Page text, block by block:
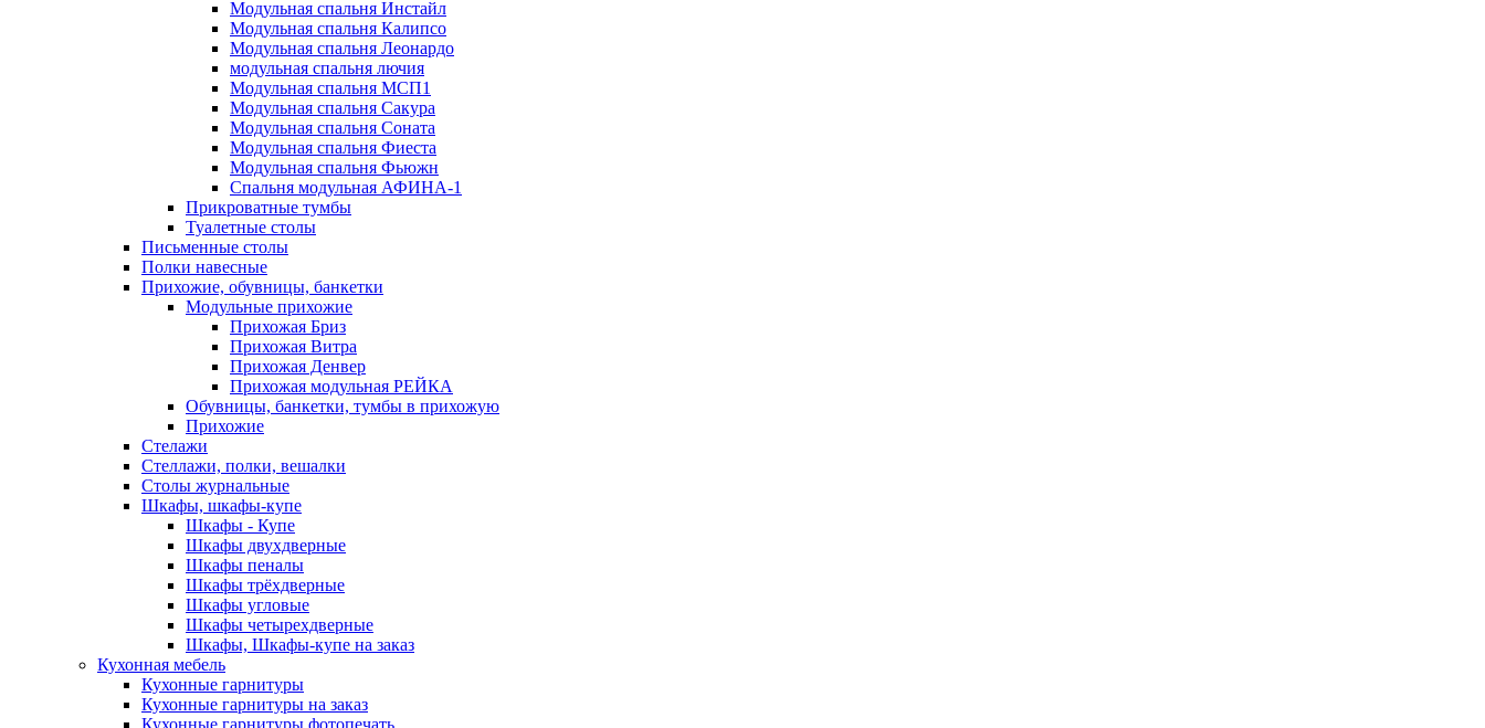
Модульная спальня Инстайл
Модульная спальня Калипсо
Модульная спальня Леонардо
модульная спальня лючия
Модульная спальня МСП1
Модульная спальня Сакура
Модульная спальня Соната
Модульная спальня Фиеста
Модульная спальня Фьюжн
Спальня модульная АФИНА-1
Прикроватные тумбы
Туалетные столы
Письменные столы
Полки навесные
Прихожие, обувницы, банкетки
Модульные прихожие
Прихожая Бриз
Прихожая Витра
Прихожая Денвер
Прихожая модульная РЕЙКА
Обувницы, банкетки, тумбы в прихожую
Прихожие
Стелажи
Стеллажи, полки, вешалки
Столы журнальные
Шкафы, шкафы-купе
Шкафы - Купе
Шкафы двухдверные
Шкафы пеналы
Шкафы трёхдверные
Шкафы угловые
Шкафы четырехдверные
Шкафы, Шкафы-купе на заказ
Кухонная мебель
Кухонные гарнитуры
Кухонные гарнитуры на заказ